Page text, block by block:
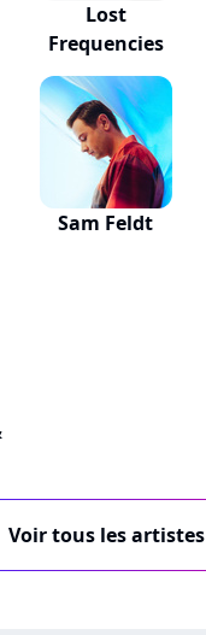
Lost
Frequencies
Sam Feldt
Voir tous les artistes